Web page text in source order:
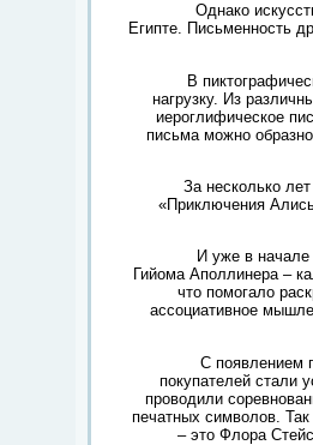
Однако
Египте. Письменность
В
нагрузку. Из
иероглифическое
письма можно
За несколько
«Приключения
И уже в начале
Гийома Аполлинера –
что помогало
ассоциативное
С появлением
покупателей стали
проводили
печатных символов.
– это Флора